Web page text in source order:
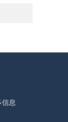
息